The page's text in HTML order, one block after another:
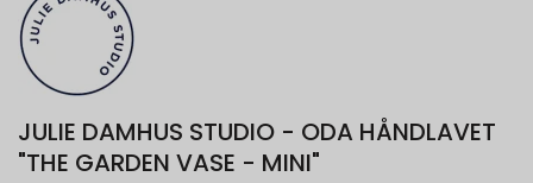
JULIE DAMHUS STUDIO - ODA HÅNDLAVET
"THE GARDEN VASE - MINI"